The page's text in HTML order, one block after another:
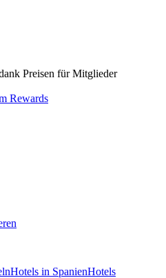
Preisen für Mitglieder
Rewards
Hotels in SpanienHotels